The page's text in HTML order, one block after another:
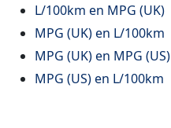
L/100km en MPG (UK)
MPG (UK) en L/100km
MPG (UK) en MPG (US)
MPG (US) en L/100km